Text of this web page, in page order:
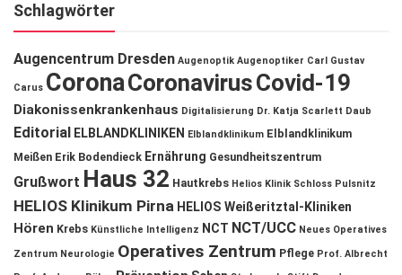
Schlagwörter
Augencentrum Dresden Augenoptik Augenoptiker Carl Gustav
Carus CoronaCoronavirusCovid-19
Diakonissenkrankenhaus Digitalisierung Dr. Katja Scarlett Daub
Editorial ELBLANDKLINIKEN Elblandklinikum Elblandklinikum
Meißen Erik Bodendieck Ernährung Gesundheitszentrum
Grußwort Haus 32 Hautkrebs Helios Klinik Schloss Pulsnitz
HELIOS Klinikum Pirna HELIOS Weißeritztal-Kliniken
Hören Krebs Künstliche Intelligenz NCT NCT/UCC Neues Operatives
Zentrum Neurologie Operatives Zentrum Pflege Prof. Albrecht